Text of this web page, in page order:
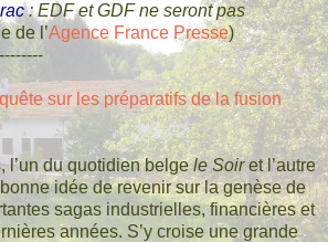
: EDF et GDF ne seront pas
de l’Agence France Presse)
sur les préparatifs de la fusion
l’un du quotidien belgele Soiret l’autre
idée de revenir sur la genèse de
sagas industrielles, financières et
années. S’y croise une grande